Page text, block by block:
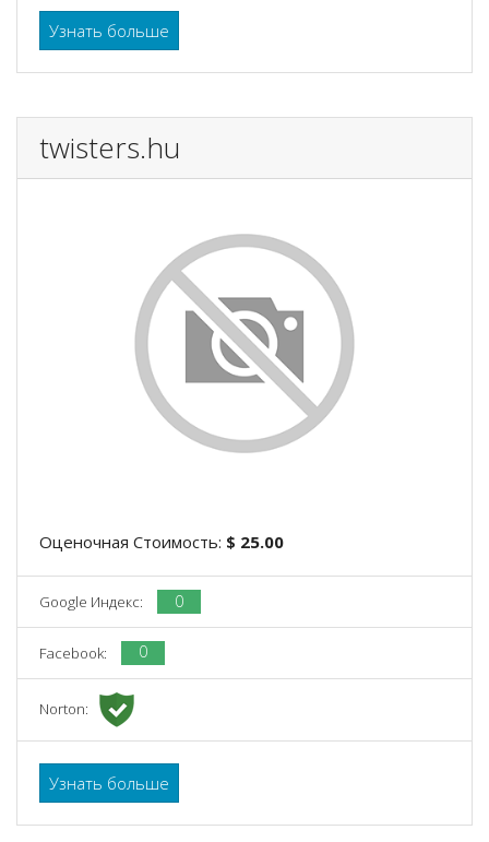
Узнать больше
twisters.hu
Оценочная Стоимость: $ 25.00
Google Индекс: 0
Facebook: 0
Norton:
Узнать больше